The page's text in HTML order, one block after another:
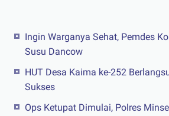
Ingin Warganya Sehat, Pemdes
Susu Dancow
HUT Desa Kaima ke-252
Sukses
Ops Ketupat Dimulai, Polres